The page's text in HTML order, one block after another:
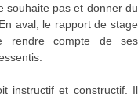
souhaite pas et donner du
aval, le rapport de stage
rendre compte de ses
instructif et constructif. Il